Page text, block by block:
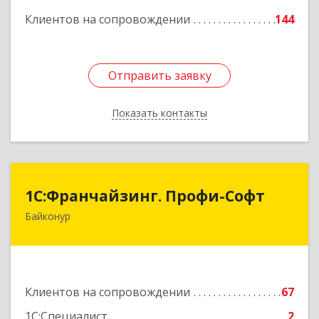
Клиентов на сопровождении 144
Отправить заявку
Показать контакты
Отправить заявку
Назад
1С:Франчайзинг. Профи-Софт
Байконур
Клиентов на сопровождении
67
1С:Франчайзинг. Профи-Софт
468320, Байконур г, Ленина ул, дом № 10,